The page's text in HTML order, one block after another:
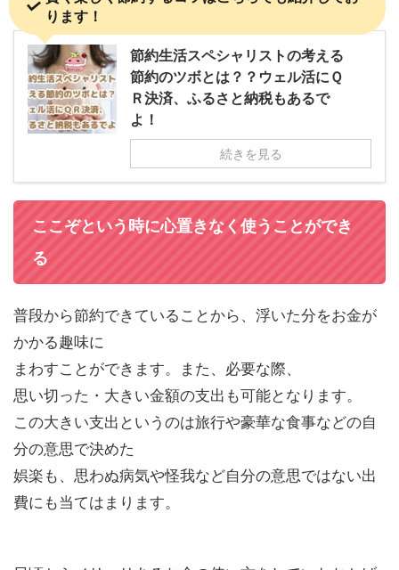
ります！
節約生活スペシャリストの考える
節約のツボとは？？ウェル活にＱ
Ｒ決済、ふるさと納税もあるで
よ！
続きを見る
ここぞという時に心置きなく使うことができ
る
普段から節約できていることから、浮いた分をお金が
かかる趣味に
まわすことができます。また、必要な際、
思い切った・大きい金額の支出も可能となります。
この大きい支出というのは旅行や豪華な食事などの自
分の意思で決めた
娯楽も、思わぬ病気や怪我など自分の意思ではない出
費にも当てはまります。